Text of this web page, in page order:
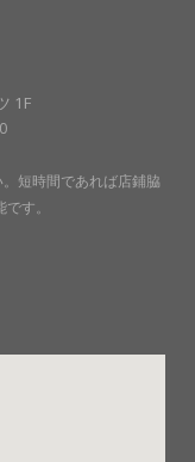
1F
短時間であれば店鋪脇
す。